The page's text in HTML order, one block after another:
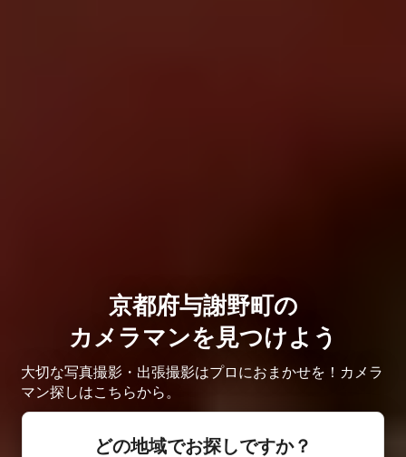
京都府与謝野町の
カメラマンを見つけよう
大切な写真撮影・出張撮影はプロにおまかせを！カメラ
マン探しはこちらから。
どの地域でお探しですか？